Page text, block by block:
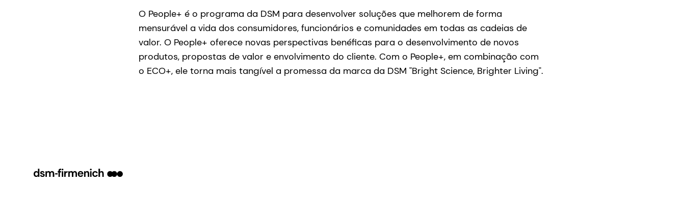
O People+ é o programa da DSM para desenvolver soluções que melhorem de forma
mensurável a vida dos consumidores, funcionários e comunidades em todas as cadeias de
valor. O People+ oferece novas perspectivas benéficas para o desenvolvimento de novos
produtos, propostas de valor e envolvimento do cliente. Com o People+, em combinação com
o ECO+, ele torna mais tangível a promessa da marca da DSM "Bright Science, Brighter Living".